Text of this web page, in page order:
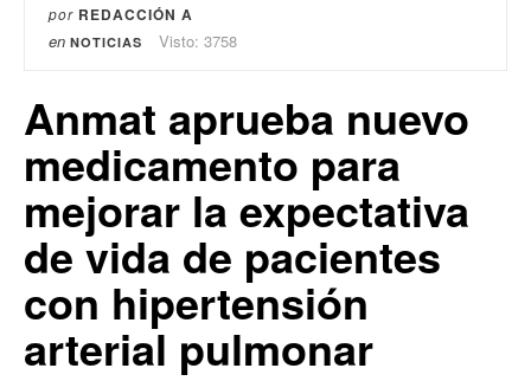
por REDACCIÓN A
en NOTICIAS Visto: 3758
Anmat aprueba nuevo
medicamento para
mejorar la expectativa
de vida de pacientes
con hipertensión
arterial pulmonar